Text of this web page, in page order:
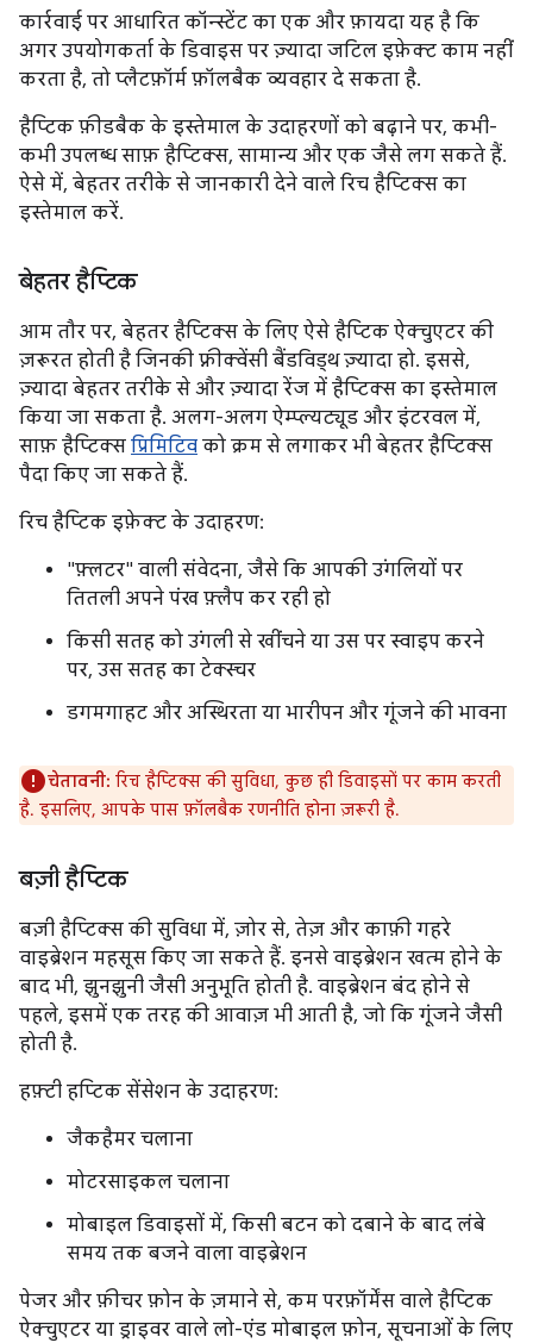
कार्रवाई पर आधारित कॉन्स्टेंट का एक और फ़ायदा यह है कि
अगर उपयोगकर्ता के डिवाइस पर ज़्यादा जटिल इफ़ेक्ट काम नहीं
करता है, तो प्लैटफ़ॉर्म फ़ॉलबैक व्यवहार दे सकता है.
हैप्टिक फ़ीडबैक के इस्तेमाल के उदाहरणों को बढ़ाने पर, कभी-
कभी उपलब्ध साफ़ हैप्टिक्स, सामान्य और एक जैसे लग सकते हैं.
ऐसे में, बेहतर तरीके से जानकारी देने वाले रिच हैप्टिक्स का
इस्तेमाल करें.
बेहतर हैप्टिक
आम तौर पर, बेहतर हैप्टिक्स के लिए ऐसे हैप्टिक ऐक्चुएटर की
ज़रूरत होती है जिनकी फ़्रीक्वेंसी बैंडविड्थ ज़्यादा हो. इससे,
ज़्यादा बेहतर तरीके से और ज़्यादा रेंज में हैप्टिक्स का इस्तेमाल
किया जा सकता है. अलग-अलग ऐम्प्ल्यट्यूड और इंटरवल में,
साफ़ हैप्टिक्स प्रिमिटिव को क्रम से लगाकर भी बेहतर हैप्टिक्स
पैदा किए जा सकते हैं.
रिच हैप्टिक इफ़ेक्ट के उदाहरण:
"फ़्लटर" वाली संवेदना, जैसे कि आपकी उंगलियों पर
तितली अपने पंख फ़्लैप कर रही हो
किसी सतह को उंगली से खींचने या उस पर स्वाइप करने
पर, उस सतह का टेक्स्चर
डगमगाहट और अस्थिरता या भारीपन और गूंजने की भावना
चेतावनी: रिच हैप्टिक्स की सुविधा, कुछ ही डिवाइसों पर काम करती
है. इसलिए, आपके पास फ़ॉलबैक रणनीति होना ज़रूरी है.
बज़ी हैप्टिक
बज़ी हैप्टिक्स की सुविधा में, ज़ोर से, तेज़ और काफ़ी गहरे
वाइब्रेशन महसूस किए जा सकते हैं. इनसे वाइब्रेशन खत्म होने के
बाद भी, झुनझुनी जैसी अनुभूति होती है. वाइब्रेशन बंद होने से
पहले, इसमें एक तरह की आवाज़ भी आती है, जो कि गूंजने जैसी
होती है.
हफ़्टी हप्टिक सेंसेशन के उदाहरण:
जैकहैमर चलाना
मोटरसाइकल चलाना
मोबाइल डिवाइसों में, किसी बटन को दबाने के बाद लंबे
समय तक बजने वाला वाइब्रेशन
पेजर और फ़ीचर फ़ोन के ज़माने से, कम परफ़ॉर्मेंस वाले हैप्टिक
ऐक्चुएटर या ड्राइवर वाले लो-एंड मोबाइल फ़ोन, सूचनाओं के लिए